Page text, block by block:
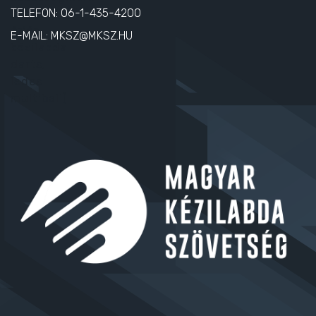
TELEFON: 06-1-435-4200
E-MAIL: MKSZ@MKSZ.HU